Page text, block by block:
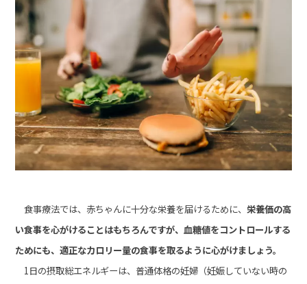
食事療法では、赤ちゃんに十分な栄養を届けるために、 栄養価の高
い食事を心がけることはもちろんですが、血糖値をコントロールする
ためにも、適正なカロリー量の食事を取るように心がけましょう。
1日の摂取総エネルギーは、普通体格の妊婦（妊娠していない時の